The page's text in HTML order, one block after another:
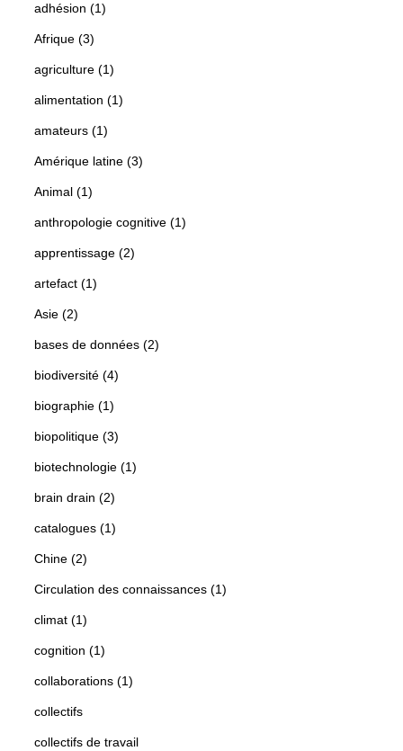
adhésion (1)
Afrique (3)
agriculture (1)
alimentation (1)
amateurs (1)
Amérique latine (3)
Animal (1)
anthropologie cognitive (1)
apprentissage (2)
artefact (1)
Asie (2)
bases de données (2)
biodiversité (4)
biographie (1)
biopolitique (3)
biotechnologie (1)
brain drain (2)
catalogues (1)
Chine (2)
Circulation des connaissances (1)
climat (1)
cognition (1)
collaborations (1)
collectifs
collectifs de travail